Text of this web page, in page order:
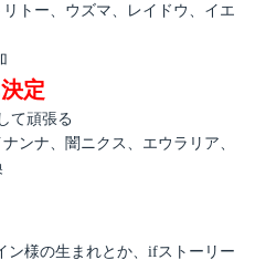
トー、ウズマ、レイドウ、イエ
定
て頑張る
ンナ、闇ニクス、エウラリア、
ン様の生まれとか、ifストーリー